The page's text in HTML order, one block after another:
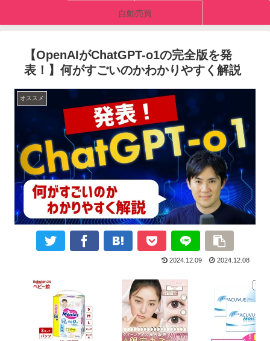
自動売買
【OpenAIがChatGPT-o1の完全版を発
表！】何がすごいのかわかりやすく解説
オススメ
2024.12.09 2024.12.08